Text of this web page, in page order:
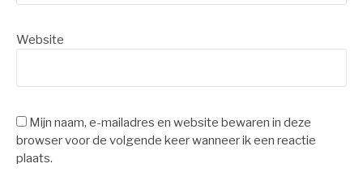
Website
Mijn naam, e-mailadres en website bewaren in deze
browser voor de volgende keer wanneer ik een reactie
plaats.